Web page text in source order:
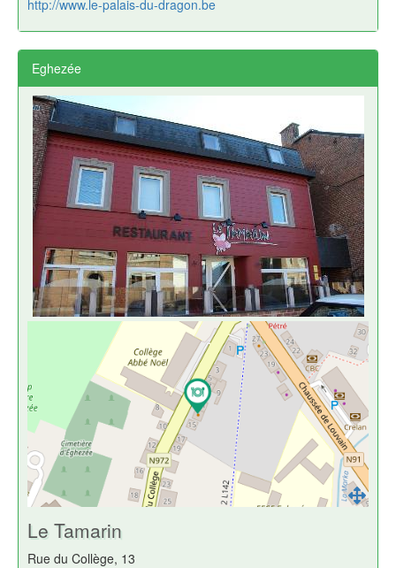
http://www.le-palais-du-dragon.be
Eghezée
Le Tamarin
Rue du Collège, 13